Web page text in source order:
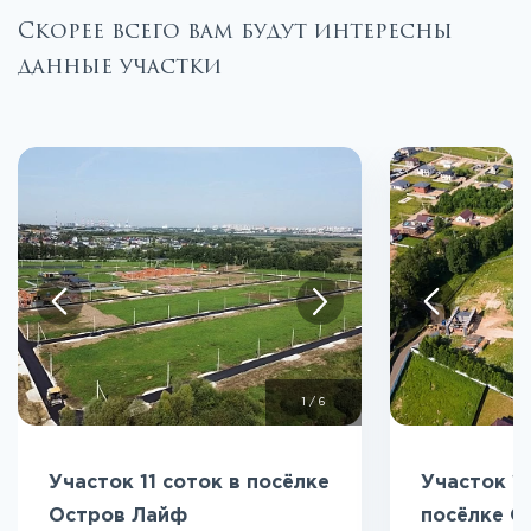
Скорее всего вам будут интересны
данные участки
1 / 6
Участок 11 соток в посёлке
Остров Лайф
Участок
посёлке